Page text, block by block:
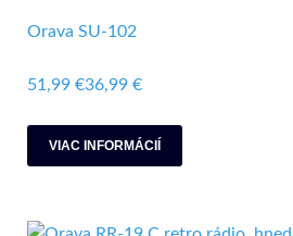
Orava SU-102
51,99 €36,99 €
VIAC INFORMÁCIÍ